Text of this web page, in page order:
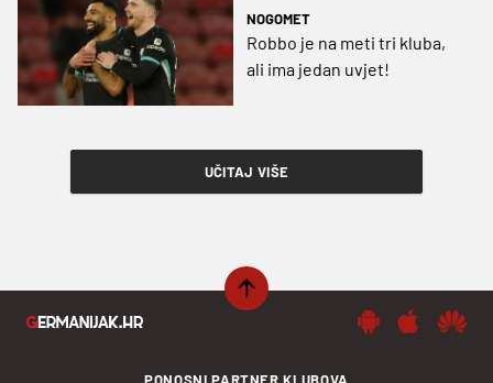
NOGOMET
Robbo je na meti tri kluba,
ali ima jedan uvjet!
UČITAJ VIŠE